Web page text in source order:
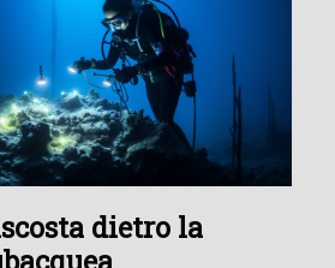
dietro la